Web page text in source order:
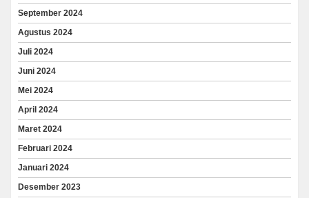
September 2024
Agustus 2024
Juli 2024
Juni 2024
Mei 2024
April 2024
Maret 2024
Februari 2024
Januari 2024
Desember 2023